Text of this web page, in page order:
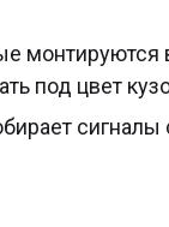
под цвет
сигналы